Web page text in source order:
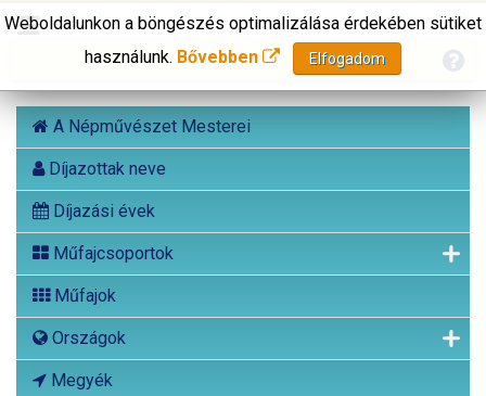
A Népművészet Mesterei
Díjazottak neve
Díjazási évek
Műfajcsoportok
Műfajok
Országok
Megyék
Weboldalunkon a böngészés optimalizálása érdekében sütiket
használunk. Bővebben Elfogadom